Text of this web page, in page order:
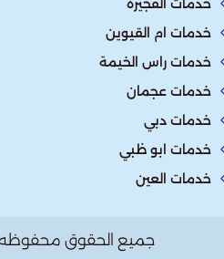
خدمات الفجيرة
خدمات ام القيوين
خدمات راس الخيمة
خدمات عجمان
خدمات دبي
خدمات ابو ظبي
خدمات العين
جميع الحقوق